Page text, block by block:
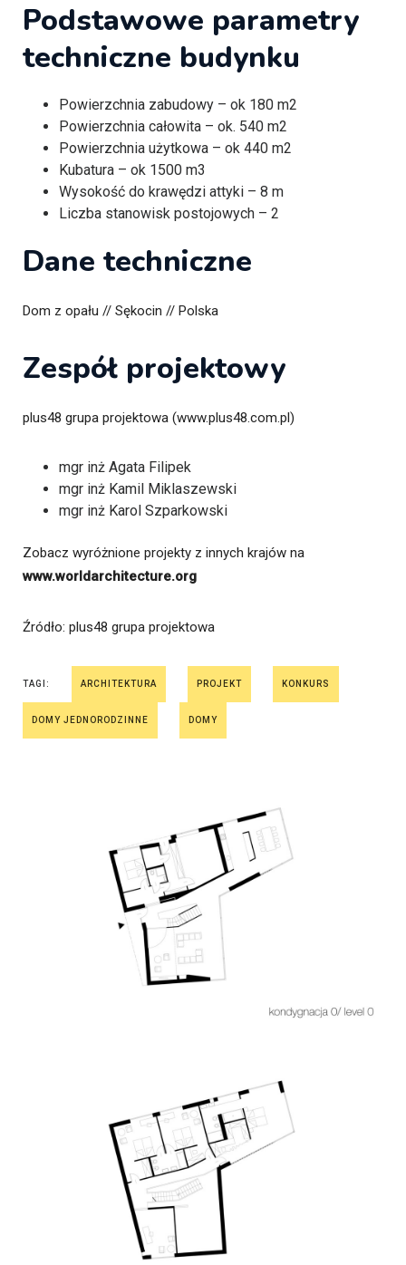
Podstawowe parametry
techniczne budynku
Powierzchnia zabudowy – ok 180 m2
Powierzchnia całowita – ok. 540 m2
Powierzchnia użytkowa – ok 440 m2
Kubatura – ok 1500 m3
Wysokość do krawędzi attyki – 8 m
Liczba stanowisk postojowych – 2
Dane techniczne
Dom z opału // Sękocin // Polska
Zespół projektowy
plus48 grupa projektowa (www.plus48.com.pl)
mgr inż Agata Filipek
mgr inż Kamil Miklaszewski
mgr inż Karol Szparkowski
Zobacz wyróżnione projekty z innych krajów na
www.worldarchitecture.org
Źródło: plus48 grupa projektowa
TAGI: ARCHITEKTURA PROJEKT KONKURS
DOMY JEDNORODZINNE DOMY